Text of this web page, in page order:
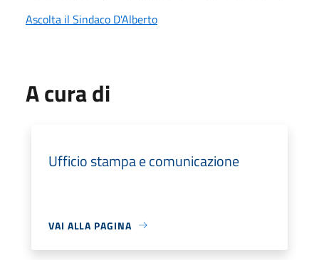
Ascolta il Sindaco D'Alberto
A cura di
Ufficio stampa e comunicazione
VAI ALLA PAGINA